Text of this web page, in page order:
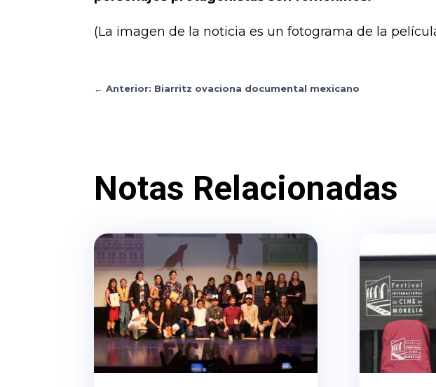
(La imagen de la noticia es un fotograma de la
←Anterior: Biarritz ovaciona documental mexicano
Notas Relacionadas